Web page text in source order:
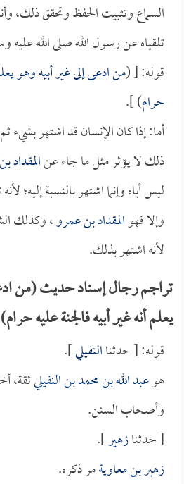
السماع وتثبيت الحفظ وتحقق ذلك،
تلقياه عن رسول الله صلى الله عليه
قوله: [ (من ادعى إلى غير أبيه وهو
حرام) ].
أما: إذا كان الإنسان قد اشتهر بشيء
ذلك لا يؤثر مثل ما جاء عنالمقداد
ليس أباه وإنما اشتهر بالنسبة إليه؛
وإلا فهوالمقداد بن عمرو، وكذلك
لأنه اشتهر بذلك.
تراجم رجال إسناد حديث (من
يعلم أنه غير أبيه فالجنة عليه حرام)
قوله: [ حدثناالنفيلي].
هوعبد الله بن محمد بن النفيليثقة،
وأصحاب السنن.
[ حدثنازهير].
زهير بن معاويةمر ذكره.